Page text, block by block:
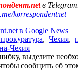
в
korrespondentnet
в Google News
, Чехия,
Чехия
выделите
сообщить об